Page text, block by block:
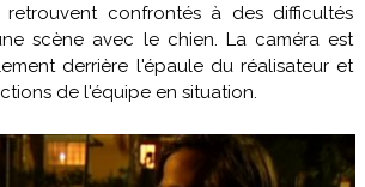
confrontés à des difficultés
scène avec le chien. La caméra est
derrière l'épaule du réalisateur et
de l'équipe en situation.